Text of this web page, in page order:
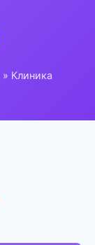
» Клиника